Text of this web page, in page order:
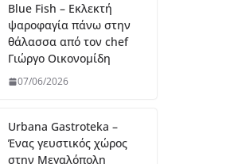
Blue Fish – Εκλεκτή
ψαροφαγία πάνω στην
θάλασσα από τον chef
Γιώργο Οικονομίδη
07/06/2026
Urbana Gastroteka –
Ένας γευστικός χώρος
στην Μεγαλόπολη